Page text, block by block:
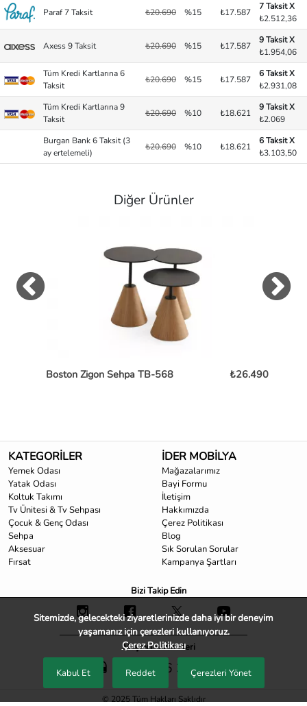
Paraf 7 Taksit ₺20.690 %15 ₺17.587
7 Taksit X
₺2.512,36
Axess 9 Taksit ₺20.690 %15 ₺17.587
9 Taksit X
₺1.954,06
Tüm Kredi Kartlarına 6
Taksit
₺20.690 %15 ₺17.587
6 Taksit X
₺2.931,08
Tüm Kredi Kartlarına 9
Taksit
₺20.690 %10 ₺18.621
9 Taksit X
₺2.069
Burgan Bank 6 Taksit (3
ay ertelemeli)
₺20.690 %10 ₺18.621
6 Taksit X
₺3.103,50
Diğer Ürünler
Boston Zigon Sehpa TB-568 ₺26.490
KATEGORİLER
Yemek Odası
Yatak Odası
Koltuk Takımı
Tv Ünitesi & Tv Sehpası
Çocuk & Genç Odası
Sehpa
Aksesuar
Fırsat
İDER MOBİLYA
Mağazalarımız
Bayi Formu
İletişim
Hakkımızda
Çerez Politikası
Blog
Sık Sorulan Sorular
Kampanya Şartları
Bizi Takip Edin
Müşteri Hizmetleri
0850 466 33 33
© 2025 Tüm Hakları Saklıdır
Sitemizde, gelecekteki ziyaretlerinizde daha iyi bir deneyim
yaşamanız için çerezleri kullanıyoruz.
Çerez Politikası
Kabul Et Reddet Çerezleri Yönet